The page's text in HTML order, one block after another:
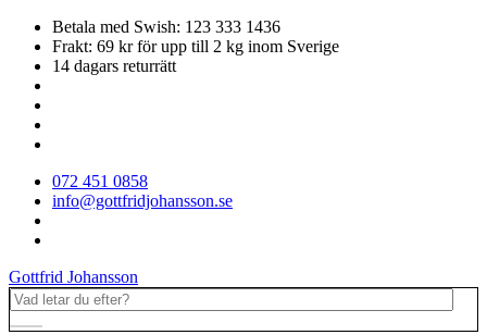
Betala med Swish: 123 333 1436
Frakt: 69 kr för upp till 2 kg inom Sverige
14 dagars returrätt
072 451 0858
info@gottfridjohansson.se
Gottfrid Johansson